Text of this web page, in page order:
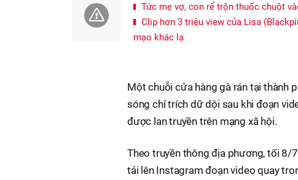
Tức mẹ vợ, con rể trộn thuốc chuột
Clip hơn 3 triệu view của Lisa
mạo khác lạ
Một chuỗi cửa hàng gà rán tại thành
sóng chỉ trích dữ dội sau khi đoạn
được lan truyền trên mạng xã hội.
Theo truyền thông địa phương, tối 8/
tải lên Instagram đoạn video quay